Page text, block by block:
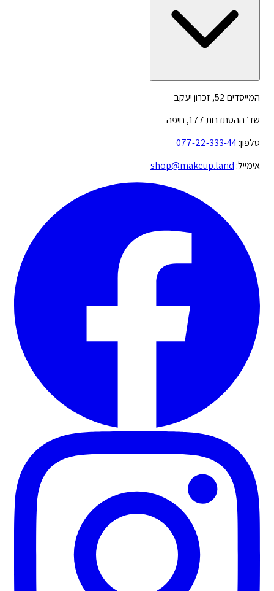
המייסדים 52, זכרון יעקב
שד׳ ההסתדרות 177, חיפה
טלפון:077-22-333-44
אימייל: shop@makeup.land